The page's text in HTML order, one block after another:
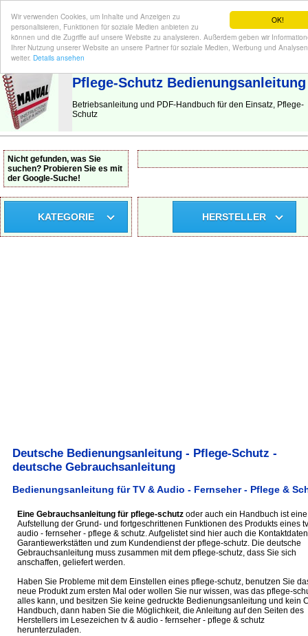
OK!
Wir verwenden Cookies, um Inhalte und Anzeigen zu
personalisieren, Funktionen für soziale Medien anbieten zu
können und die Zugriffe auf unsere Website zu analysieren. Außerdem geben wir
Ihrer Nutzung unserer Website an unsere Partner für soziale Medien, Werbung und Analysen
weiter. Details ansehen
BEDIENUNGSANLEITUNG | Hier finden Sie die deutsche Anleitung!
Pflege-Schutz Bedienungsanleitung
Betriebsanleitung und PDF-Handbuch für den Einsatz, Pflege-
Schutz
Nicht gefunden, was Sie
suchen? Probieren Sie es mit
der Google-Suche!
KATEGORIE HERSTELLER
Deutsche Bedienungsanleitung - Pflege-Schutz -
deutsche Gebrauchsanleitung
Bedienungsanleitung für TV & Audio - Fernseher - Pflege &
Eine Gebrauchsanleitung für pflege-schutzoder auch ein Handbuch ist eine
Aufstellung der Grund- und fortgeschrittenen Funktionen des Produkts eines
audio - fernseher - pflege & schutz. Aufgelistet sind hier auch die
Garantiewerkstätten und zum Kundendienst der pflege-schutz. Die deutsche
Gebrauchsanleitung muss zusammen mit dem pflege-schutz, dass Sie sich
anschaffen, geliefert werden.
Haben Sie Probleme mit dem Einstellen eines pflege-schutz, benutzen Sie
neue Produkt zum ersten Mal oder wollen Sie nur wissen, was das pflege-
alles kann, und besitzen Sie keine gedruckte Bedienungsanleitung und kein
Handbuch, dann haben Sie die Möglichkeit, die Anleitung auf den Seiten des
Herstellers im Lesezeichen tv & audio - fernseher - pflege & schutz
herunterzuladen.